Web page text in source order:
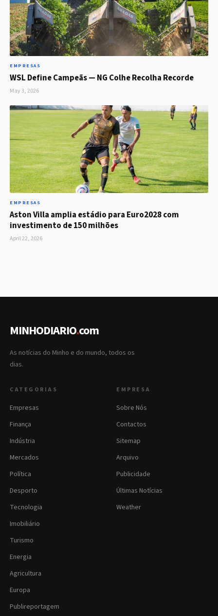
EMPRESAS
WSL Define Campeãs — NG Colhe Recolha Recorde
May 3, 2026
EMPRESAS
Aston Villa amplia estádio para Euro2028 com
investimento de 150 milhões
April 22, 2026
MINHODIARIO.com
As notícias do Minho e do mundo, todos os
dias.
CATEGORIAS
Empresas
Finança
Indústria
Mercados
Política
Desporto
Tecnologia
Imobiliário
Turismo
Energia
Agricultura
Europa
Publireportagem
EMPRESA
Sobre Nós
Contactos
Sitemap
Arquivo
Publicidade
Últimas Notícias
Weather